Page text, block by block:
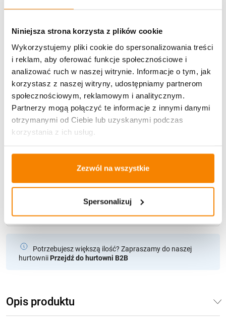
Niniejsza strona korzysta z plików cookie
Wykorzystujemy pliki cookie do spersonalizowania treści
i reklam, aby oferować funkcje społecznościowe i
analizować ruch w naszej witrynie. Informacje o tym, jak
korzystasz z naszej witryny, udostępniamy partnerom
społecznościowym, reklamowym i analitycznym.
Partnerzy mogą połączyć te informacje z innymi danymi
otrzymanymi od Ciebie lub uzyskanymi podczas
korzystania z ich usług.
Zezwól na wszystkie
Spersonalizuj
Potrzebujesz większą ilość? Zapraszamy do naszej
hurtowniiPrzejdź do hurtowni B2B
Dostawa
U Ciebie zwykle za1-3 dni : od
12,30 zł
Darmowa dostawa:
od 49 zł
Opis produktu